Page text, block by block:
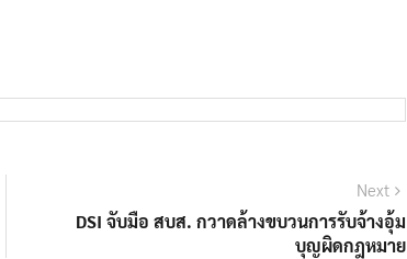
Next
DSI จับมือ สบส. กวาดล้างขบวนการรับจ้างอุ้ม
บุญผิดกฎหมาย